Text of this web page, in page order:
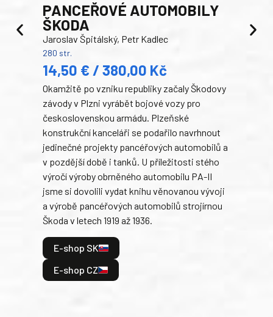
PANCEŘOVÉ AUTOMOBILY
ŠKODA
Jaroslav Špitálský, Petr Kadlec
280 str.
14,50 € / 380,00 Kč
Okamžitě po vzniku republiky začaly Škodovy
závody v Plzni vyrábět bojové vozy pro
československou armádu. Plzeňské
konstrukční kanceláři se podařilo navrhnout
jedinečné projekty pancéřových automobilů a
v pozdější době i tanků. U příležitosti stého
výročí výroby obrněného automobilu PA-II
jsme si dovolili vydat knihu věnovanou vývoji
a výrobě pancéřových automobilů strojírnou
Škoda v letech 1919 až 1936.
E-shop SK
E-shop CZ